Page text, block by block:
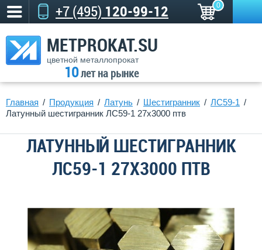
+7 (495) 120-99-12 0
METPROKAT.SU
цветной металлопрокат
10лет на рынке
Главная Продукция Латунь Шестигранник
ЛС59-1
Латунный шестигранник ЛС59-1 27х3000 птв
ЛАТУННЫЙ ШЕСТИГРАННИК
ЛС59-1 27Х3000 ПТВ